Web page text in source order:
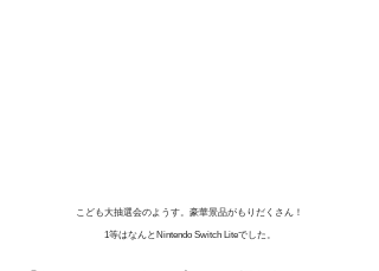
こども大抽選会のようす。豪華景品がもりだくさん！
1等はなんとNintendo Switch Liteでした。